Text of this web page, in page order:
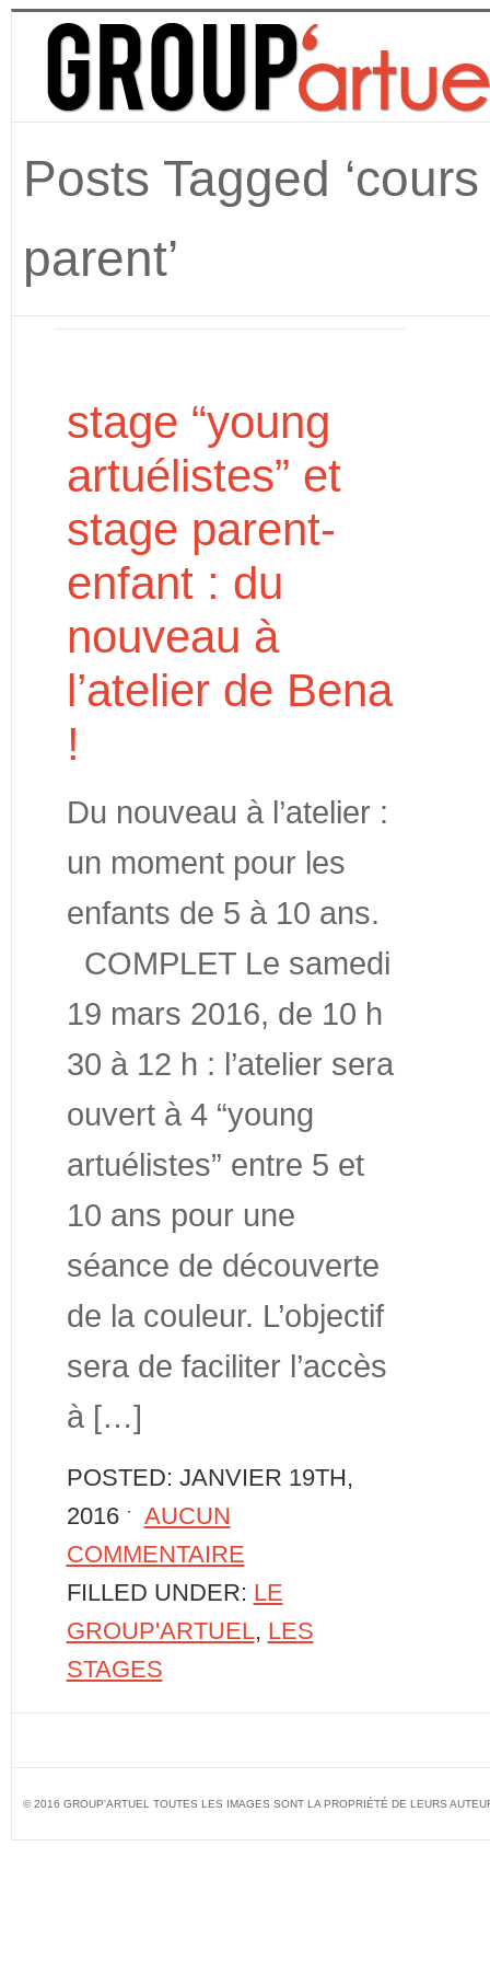
Posts Tagged
parent’
stage “young
artuélistes” et
stage parent-
enfant : du
nouveau à
l’atelier de Bena
!
Du nouveau à l’atelier :
un moment pour les
enfants de 5 à 10 ans.
COMPLET Le samedi
19 mars 2016, de 10 h
30 à 12 h : l’atelier sera
ouvert à 4 “young
artuélistes” entre 5 et
10 ans pour une
séance de découverte
de la couleur. L’objectif
sera de faciliter l’accès
à […]
POSTED: JANVIER 19TH,
2016 ˑ AUCUN
COMMENTAIRE
FILLED UNDER: LE
GROUP'ARTUEL, LES
STAGES
© 2016 GROUP'ARTUEL TOUTES LES IMAGES SONT LA PROPRIÉTÉ DE LEURS